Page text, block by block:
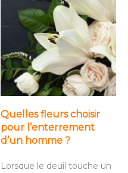
Quelles fleurs choisir
pour l’enterrement
d’un homme ?
Lorsque le deuil touche un